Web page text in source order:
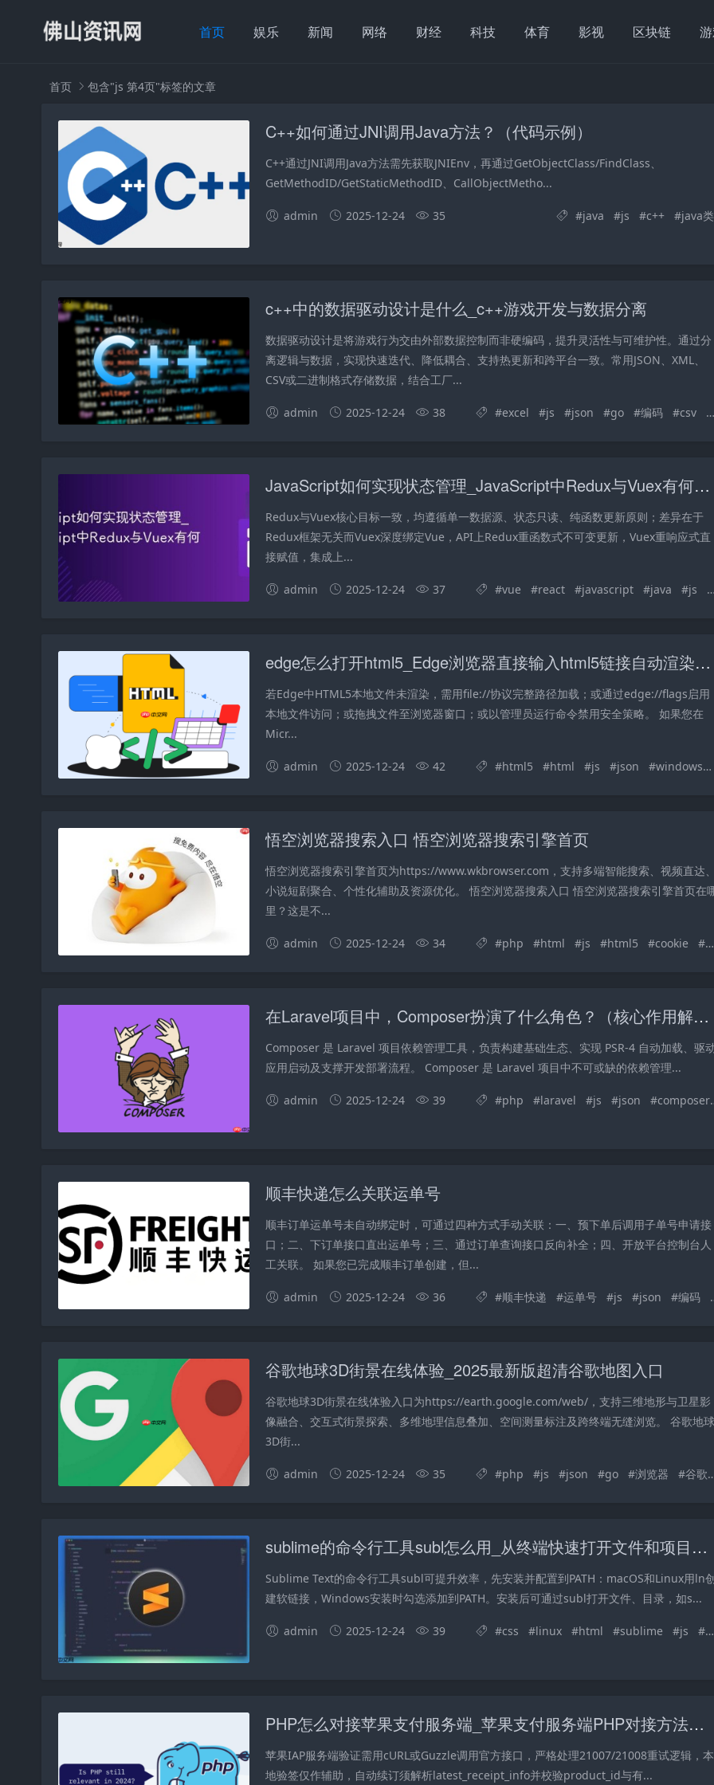
首页 娱乐 新闻 网络 财经 科技 体育 影视 区块链
首页 包含"js 第4页"标签的文章
C++如何通过JNI调用Java方法？（代码示例）
C++通过JNI调用Java方法需先获取JNIEnv，再通过GetObjectClass/FindClass、
GetMethodID/GetStaticMethodID、CallObjectMetho...
admin 2025-12-24 35 #java #js #c++ #java类
c++中的数据驱动设计是什么_c++游戏开发与数据分离
数据驱动设计是将游戏行为交由外部数据控制而非硬编码，提升灵活性与可维护性。通过分
离逻辑与数据，实现快速迭代、降低耦合、支持热更新和跨平台一致。常用JSON、XML、
CSV或二进制格式存储数据，结合工厂...
admin 2025-12-24 38 #excel #js #json #go #编码 #csv
JavaScript如何实现状态管理_JavaScript中Redux与Vuex有何异同
Redux与Vuex核心目标一致，均遵循单一数据源、状态只读、纯函数更新原则；差异在于
Redux框架无关而Vuex深度绑定Vue，API上Redux重函数式不可变更新，Vuex重响应式直
接赋值，集成上...
admin 2025-12-24 37 #vue #react #javascript #java #js
edge怎么打开html5_Edge浏览器直接输入html5链接自动渲染打开页面【打开】
若Edge中HTML5本地文件未渲染，需用file://协议完整路径加载；或通过edge://flags启用
本地文件访问；或拖拽文件至浏览器窗口；或以管理员运行命令禁用安全策略。 如果您在
Micr...
admin 2025-12-24 42 #html5 #html #js #json #windows #
悟空浏览器搜索入口 悟空浏览器搜索引擎首页
悟空浏览器搜索引擎首页为https://www.wkbrowser.com，支持多端智能搜索、视频直达、
小说短剧聚合、个性化辅助及资源优化。 悟空浏览器搜索入口 悟空浏览器搜索引擎首页在
里？这是不...
admin 2025-12-24 34 #php #html #js #html5 #cookie #
在Laravel项目中，Composer扮演了什么角色？（核心作用解析）
Composer 是 Laravel 项目依赖管理工具，负责构建基础生态、实现 PSR-4 自动加载、驱
应用启动及支撑开发部署流程。 Composer 是 Laravel 项目中不可或缺的依赖管理...
admin 2025-12-24 39 #php #laravel #js #json #composer
顺丰快递怎么关联运单号
顺丰订单运单号未自动绑定时，可通过四种方式手动关联：一、预下单后调用子单号申请接
口；二、下订单接口直出运单号；三、通过订单查询接口反向补全；四、开放平台控制台人
工关联。 如果您已完成顺丰订单创建，但...
admin 2025-12-24 36 #顺丰快递 #运单号 #js #json #编码
谷歌地球3D街景在线体验_2025最新版超清谷歌地图入口
谷歌地球3D街景在线体验入口为https://earth.google.com/web/，支持三维地形与卫星影
像融合、交互式街景探索、多维地理信息叠加、空间测量标注及跨终端无缝浏览。 谷歌地球
3D街...
admin 2025-12-24 35 #php #js #json #go #浏览器 #谷歌
sublime的命令行工具subl怎么用_从终端快速打开文件和项目到sublime
Sublime Text的命令行工具subl可提升效率，先安装并配置到PATH：macOS和Linux用ln
建软链接，Windows安装时勾选添加到PATH。安装后可通过subl打开文件、目录，如s...
admin 2025-12-24 39 #css #linux #html #sublime #js #
PHP怎么对接苹果支付服务端_苹果支付服务端PHP对接方法【指南】
苹果IAP服务端验证需用cURL或Guzzle调用官方接口，严格处理21007/21008重试逻辑，本
地验签仅作辅助，自动续订须解析latest_receipt_info并校验product_id与有...